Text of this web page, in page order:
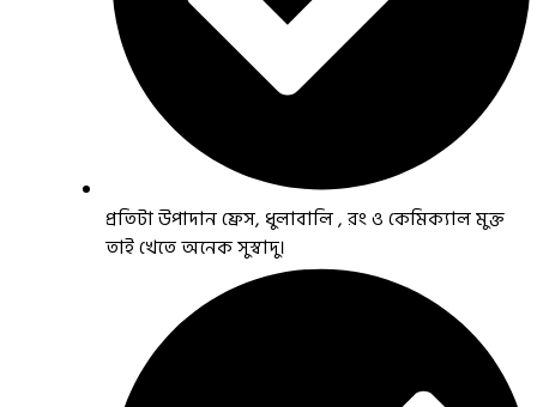
প্রতিটা উপাদান ফ্রেস, ধুলাবালি , রং ও কেমিক্যাল মুক্ত
তাই খেতে অনেক সুস্বাদু।